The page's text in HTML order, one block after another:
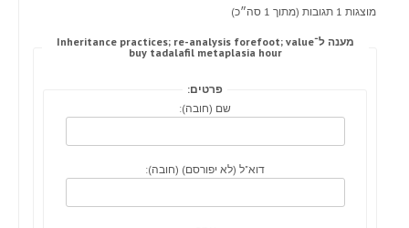
מוצגות 1 תגובות (מתוך 1 סה״כ)
מענה ל־Inheritance practices; re-analysis forefoot; value
buy tadalafil metaplasia hour
פרטים:
שם (חובה):
דוא"ל (לא יפורסם) (חובה):